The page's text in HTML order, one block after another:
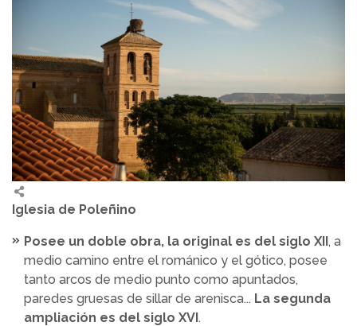
Iglesia de Poleñino
Posee un doble obra, la original es del siglo XII, a
medio camino entre el románico y el gótico, posee
tanto arcos de medio punto como apuntados,
paredes gruesas de sillar de arenisca... La segunda
ampliación es del siglo XVI.